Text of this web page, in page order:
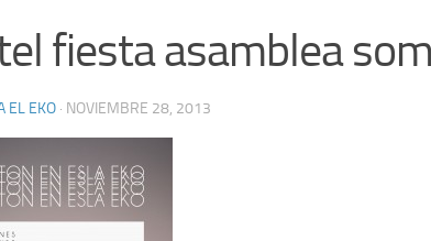
fiesta asamblea
EL EKO · NOVIEMBRE 28, 2013